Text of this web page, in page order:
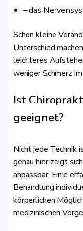
– das
Schon kleine
Unterschied
leichteres
weniger Schmerz
Ist
geeignet?
Nicht jede Technik
genau hier zeigt
anpassbar. Ein:e
Behandlung
körperlichen
medizinischen